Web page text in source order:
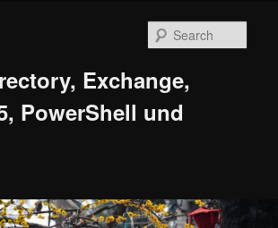
Exchange,
PowerShell und